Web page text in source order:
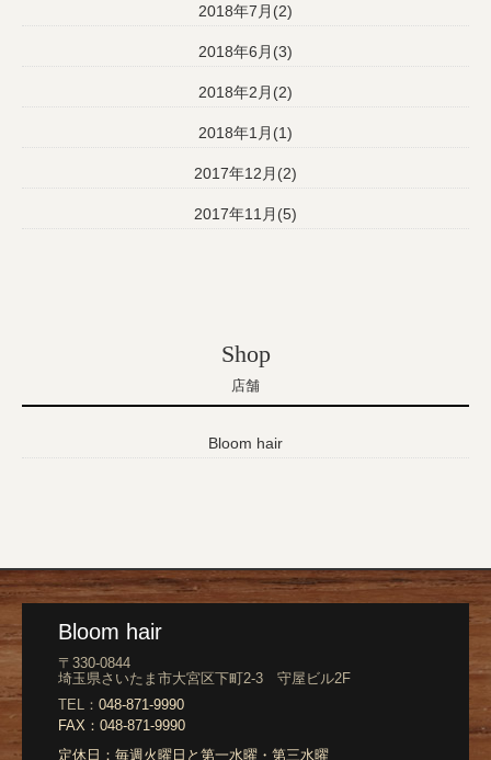
2018年7月(2)
2018年6月(3)
2018年2月(2)
2018年1月(1)
2017年12月(2)
2017年11月(5)
Shop
店舗
Bloom hair
Bloom hair
〒330-0844
埼玉県さいたま市大宮区下町2-3 守屋ビル2F
TEL： 048-871-9990
FAX： 048-871-9990
定休日： 毎週火曜日と第一水曜・第三水曜